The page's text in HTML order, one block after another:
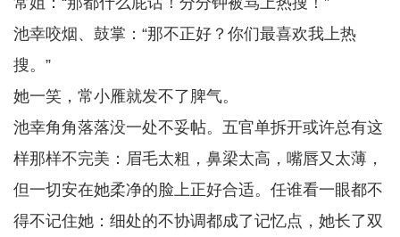
池幸咬烟、鼓掌：“那不正好？你们最喜欢我上热
搜。”
她一笑，常小雁就发不了脾气。
池幸角角落落没一处不妥帖。五官单拆开或许总有这
样那样不完美：眉毛太粗，鼻梁太高，嘴唇又太薄，
但一切安在她柔净的脸上正好合适。任谁看一眼都不
得不记住她：细处的不协调都成了记忆点，她长了双